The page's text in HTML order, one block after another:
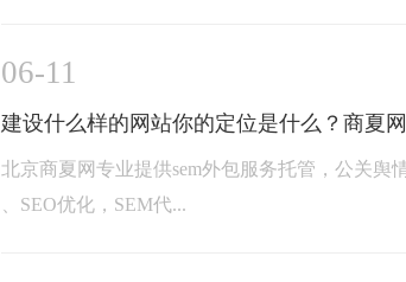
06-11
建设什么样的网站你的定位是什么？商夏
北京商夏网专业提供sem外包服务托管，公关
、SEO优化，SEM代...